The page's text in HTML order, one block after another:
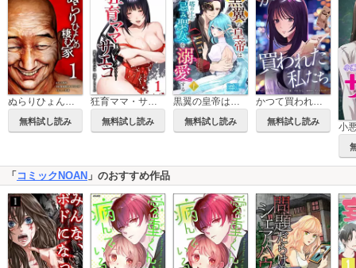
無料試し読み 無料試し読み 無料試し読み 無料試し読み
「 コミックNOAN 」のおすすめ作品